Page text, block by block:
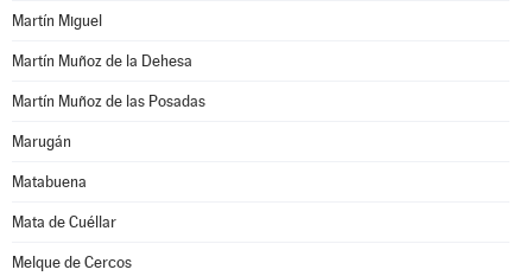
Martín Miguel
Martín Muñoz de la Dehesa
Martín Muñoz de las Posadas
Marugán
Matabuena
Mata de Cuéllar
Melque de Cercos